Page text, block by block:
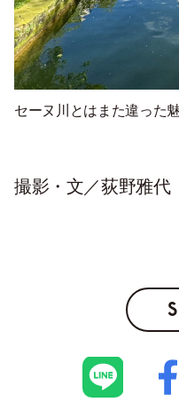
セーヌ川とはまた違った
撮影・文／荻野雅代